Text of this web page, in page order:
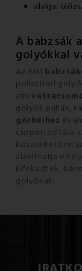
alakja:
A babzsák
golyókkal
Az EMI
polisztirol
ami
golyók puhák,
görbéihez és
csoportosítása
köszönhetően
alakíthatja
kifeküdtek,
golyókat.